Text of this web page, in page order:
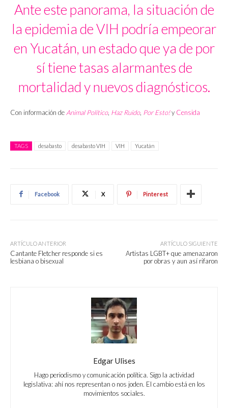
Ante este panorama, la situación de
la epidemia de VIH podría empeorar
en Yucatán, un estado que ya de por
sí tiene tasas alarmantes de
mortalidad y nuevos diagnósticos.
Con información de Animal Político, Haz Ruido, Por Esto!y Censida
TAGS desabasto desabasto VIH VIH Yucatán
Facebook X Pinterest
ARTÍCULO ANTERIOR
Cantante Fletcher responde si es
lesbiana o bisexual
ARTÍCULO SIGUIENTE
Artistas LGBT+ que amenazaron
por obras y aun así rifaron
Edgar Ulises
Hago periodismo y comunicación política. Sigo la actividad
legislativa: ahí nos representan o nos joden. El cambio está en los
movimientos sociales.